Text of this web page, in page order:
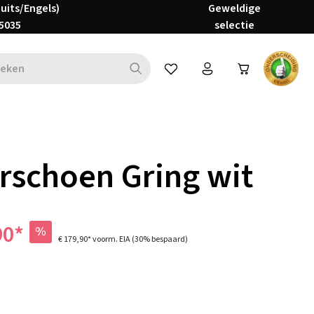
Engels)
Geweldige
selectie
Je hebt 0 items op je
Gring wit
% € 179,90*voorm. EIA(30% bespaard)